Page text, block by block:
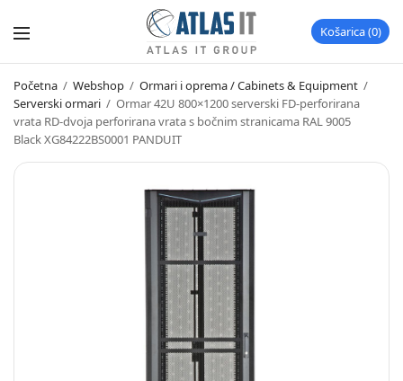
Košarica 0
Početna / Webshop / Ormari i oprema / Cabinets & Equipment /
Serverski ormari / Ormar 42U 800×1200 serverski FD-perforirana
vrata RD-dvoja perforirana vrata s bočnim stranicama RAL 9005
Black XG84222BS0001 PANDUIT